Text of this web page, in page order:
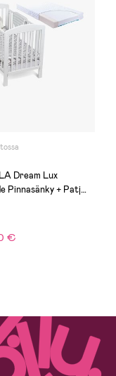
Dream Lux
Pinnasänky + Patja,
€